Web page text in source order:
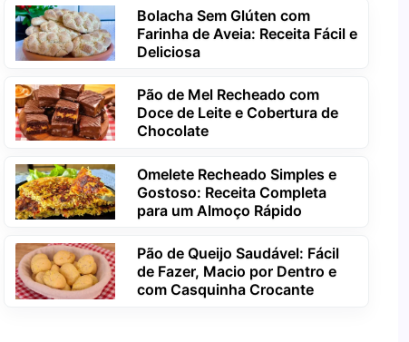
Bolacha Sem Glúten com
Farinha de Aveia: Receita Fácil e
Deliciosa
Pão de Mel Recheado com
Doce de Leite e Cobertura de
Chocolate
Omelete Recheado Simples e
Gostoso: Receita Completa
para um Almoço Rápido
Pão de Queijo Saudável: Fácil
de Fazer, Macio por Dentro e
com Casquinha Crocante